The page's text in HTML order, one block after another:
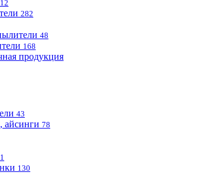
12
282
48
168
продукция
43
айсинги 78
130